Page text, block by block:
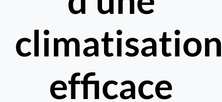
Nous contacter : 04 72 48 02 18
efficace